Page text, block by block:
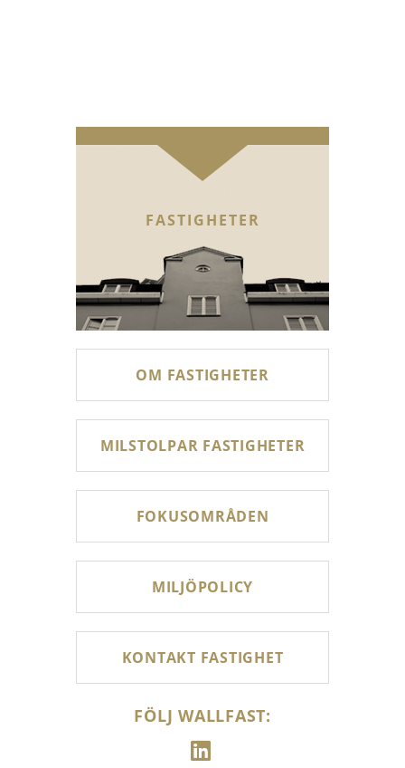
FASTIGHETER
OM FASTIGHETER
MILSTOLPAR FASTIGHETER
FOKUSOMRÅDEN
MILJÖPOLICY
KONTAKT FASTIGHET
FÖLJ WALLFAST: